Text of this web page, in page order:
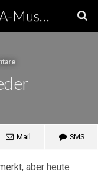
Olivers virtuelles PDA-Museum
Mail SMS
aber heute